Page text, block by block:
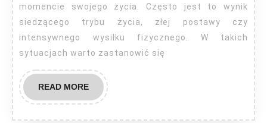
momencie swojego życia. Często jest to wynik
siedzącego trybu życia, złej postawy czy
intensywnego wysiłku fizycznego. W takich
sytuacjach warto zastanowić się
READ MOREREAD
MORE